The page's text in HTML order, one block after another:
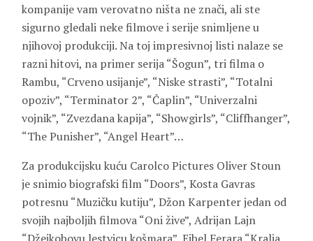
kompanije vam verovatno ništa ne znači, ali ste
sigurno gledali neke filmove i serije snimljene u
njihovoj produkciji. Na toj impresivnoj listi nalaze se
razni hitovi, na primer serija “Šogun”, tri filma o
Rambu, “Crveno usijanje”, “Niske strasti”, “Totalni
opoziv”, “Terminator 2”, “Čaplin”, “Univerzalni
vojnik”, “Zvezdana kapija”, “Showgirls”, “Cliffhanger”,
“The Punisher”, “Angel Heart”…
Za produkcijsku kuću Carolco Pictures Oliver Stoun
je snimio biografski film “Doors”, Kosta Gavras
potresnu “Muzičku kutiju”, Džon Karpenter jedan od
svojih najboljih filmova “Oni žive”, Adrijan Lajn